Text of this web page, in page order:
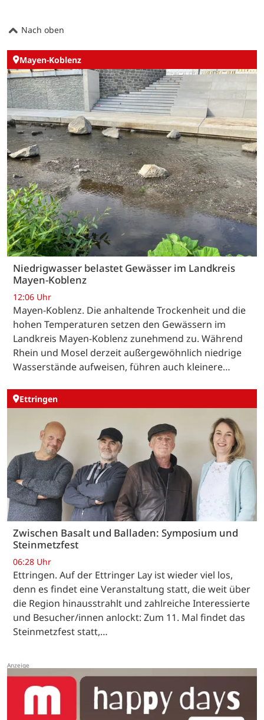
Nach oben
Mayen-Koblenz
Niedrigwasser belastet Gewässer im Landkreis
Mayen-Koblenz
12:06 Uhr
Mayen-Koblenz. Die anhaltende Trockenheit und die
hohen Temperaturen setzen den Gewässern im
Landkreis Mayen-Koblenz zunehmend zu. Während
Rhein und Mosel derzeit außergewöhnlich niedrige
Wasserstände aufweisen, führen auch kleinere…
Ettringen
Zwischen Basalt und Balladen: Symposium und
Steinmetzfest
06:28 Uhr
Ettringen. Auf der Ettringer Lay ist wieder viel los,
denn es findet eine Veranstaltung statt, die weit über
die Region hinausstrahlt und zahlreiche Interessierte
und Besucher/innen anlockt: Zum 11. Mal findet das
Steinmetzfest statt,…